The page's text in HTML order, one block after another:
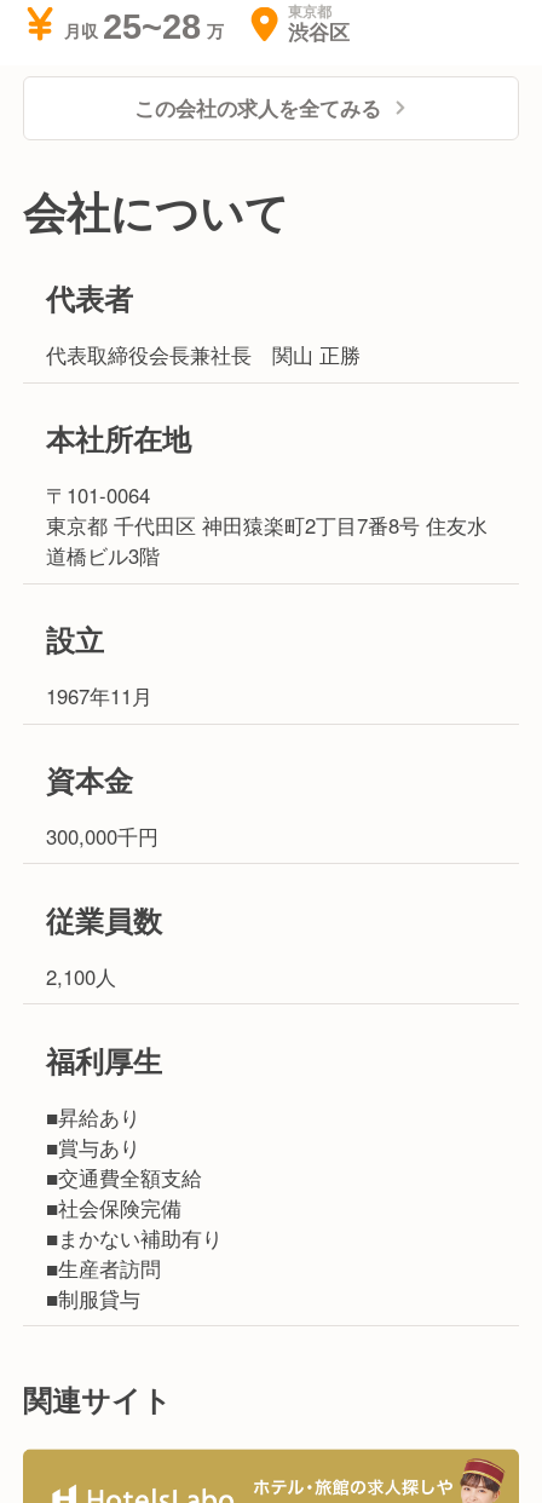
月収 25~28 東京都
渋谷区
この会社の求人を全てみる
会社について
代表者
代表取締役会長兼社長 関山 正勝
本社所在地
〒101-0064
東京都 千代田区 神田猿楽町2丁目7番8号 住友水
道橋ビル3階
設立
1967年11月
資本金
300,000千円
従業員数
2,100人
福利厚生
■昇給あり
■賞与あり
■交通費全額支給
■社会保険完備
■まかない補助有り
■生産者訪問
■制服貸与
関連サイト